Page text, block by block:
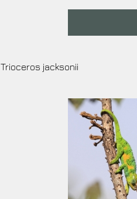
navigation
Trioceros jacksonii